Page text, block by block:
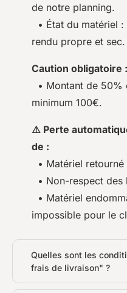
de notre planning.
• État du matériel
rendu propre et sec.
Caution obligatoire :
• Montant de
minimum 100€.
⚠️ Perte
de :
• Matériel
• Non-respect des
• Matériel
impossible pour le
Quelles sont les
frais de livraison" ?